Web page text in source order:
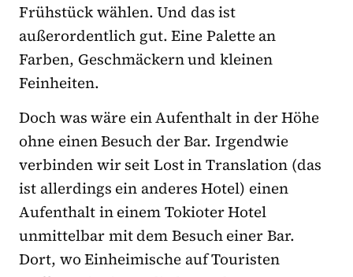
Frühstück wählen. Und das ist
außerordentlich gut. Eine Palette an
Farben, Geschmäckern und kleinen
Feinheiten.
Doch was wäre ein Aufenthalt in der Höhe
ohne einen Besuch der Bar. Irgendwie
verbinden wir seit Lost in Translation (das
ist allerdings ein anderes Hotel) einen
Aufenthalt in einem Tokioter Hotel
unmittelbar mit dem Besuch einer Bar.
Dort, wo Einheimische auf Touristen